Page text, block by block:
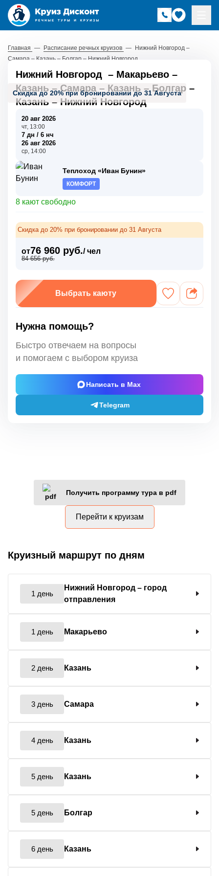
Главная — Расписание речных круизов — Нижний Новгород –
Самара – Казань – Болгар – Нижний Новгород
Скидка до 20% при бронировании до 31 Августа
Нижний Новгород – Макарьево –
Казань–Самара – Казань –Болгар –
Казань – Нижний Новгород
20 авг 2026
чт, 13:00
7 дн / 6 нч
26 авг 2026
ср, 14:00
Теплоход «Иван Бунин»
КОМФОРТ
8 кают свободно
Скидка до 20% при бронировании до 31 Августа
от76 960 руб./ чел
84 656 руб.
Выбрать каюту
Нужна помощь?
Быстро отвечаем на вопросы
и помогаем с выбором круиза
Написать в Max
Telegram
Получить программу тура в pdf
Перейти к круизам
Круизный маршрут по дням
1 день
Нижний Новгород – город
отправления
1 день Макарьево
2 день Казань
3 день Самара
4 день Казань
5 день Казань
5 день Болгар
6 день Казань